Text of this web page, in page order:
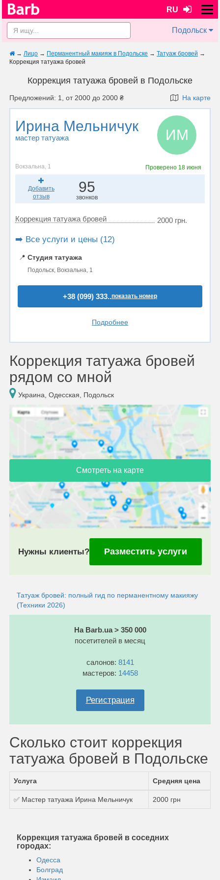
RU
Подольск
→ Лицо → Перманентный макияж в Подольске → Татуаж бровей →
Коррекция татуажа бровей
Коррекция татуажа бровей в Подольске
Предложений: 1, от 2000 до 2000 ₴ На карте
Ирина Мельничук
мастер татуажа ИМ
Вокзальна, 1 Проверено 18 июня
Добавить
отзыв
95
звонков
Коррекция татуажа бровей 2000 грн.
➡️ Все услуги и цены (12)
📍 Студия татуажа
Подольск, Вокзальна, 1
+38 (099) 333..показать номер
Подробнее
Коррекция татуажа бровей
рядом со мной
Украина, Одесская, Подольск
Смотреть на карте
Нужны клиенты? Разместить услуги
Татуаж бровей: полный гид по перманентному макияжу
(Техники 2026)
На Barb.ua > 350 000
посетителей в месяц
салонов: 8141
мастеров: 14458
Регистрация
Сколько стоит коррекция
татуажа бровей в Подольске
Услуга Средняя цена
✅ Мастер татуажа Ирина Мельничук 2000 грн
Коррекция татуажа бровей в соседних
городах:
Одесса
Болград